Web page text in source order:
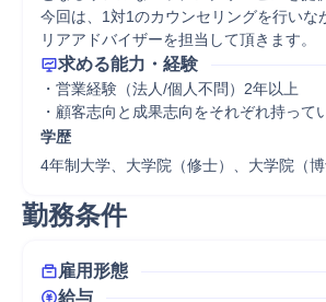
今回は、1対1のカウンセリングを行い
リアアドバイザーを担当して頂きます。
求める能力・経験
・営業経験（法人/個人不問）2年以上
学歴
4年制大学、大学院（修士）、大学院（博
勤務条件
雇用形態
給与